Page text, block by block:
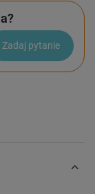
Zadaj pytanie